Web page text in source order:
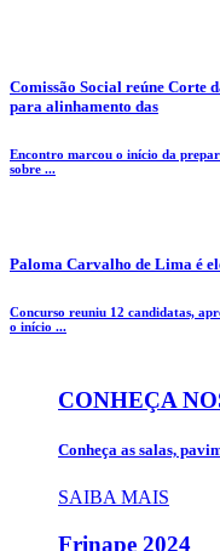
Comissão Social reúne Corte
para alinhamento das
Encontro marcou o início da
sobre ...
Paloma Carvalho de Lima é
Concurso reuniu 12 candidatas,
o início ...
CONHEÇA
Conheça as salas,
SAIBA MAIS
Frinape 2024